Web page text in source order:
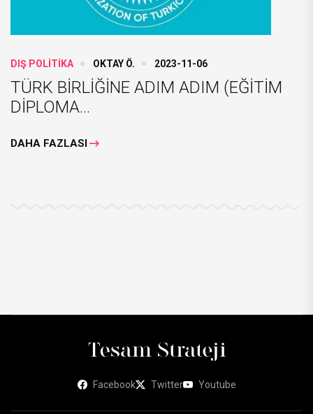
DIŞ POLİTİKA OKTAY Ö. 2023-11-06
TÜRK BİRLİĞİNE ADIM ADIM (EĞİTİM
DİPLOMA...
DAHA FAZLASI
Facebook Twitter Youtube